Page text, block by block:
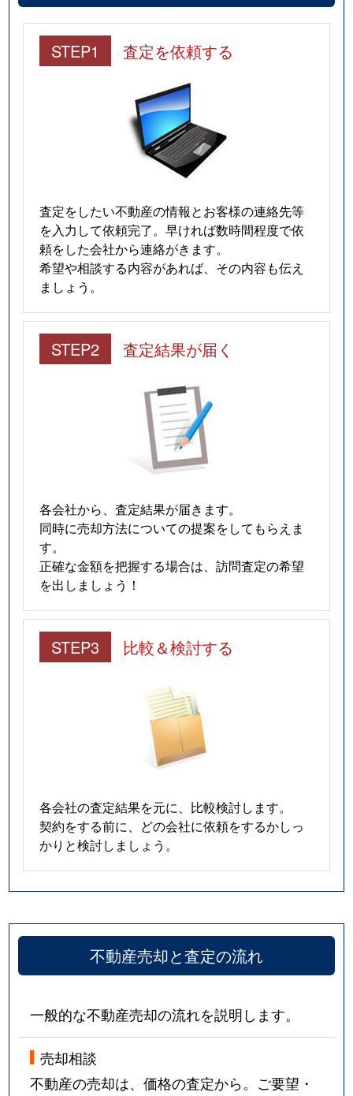
STEP1 査定を依頼する
査定をしたい不動産の情報とお客様の連絡先等
を入力して依頼完了。早ければ数時間程度で依
頼をした会社から連絡がきます。
希望や相談する内容があれば、その内容も伝え
ましょう。
STEP2 査定結果が届く
各会社から、査定結果が届きます。
同時に売却方法についての提案をしてもらえま
す。
正確な金額を把握する場合は、訪問査定の希望
を出しましょう！
STEP3 比較＆検討する
各会社の査定結果を元に、比較検討します。
契約をする前に、どの会社に依頼をするかしっ
かりと検討しましょう。
不動産売却と査定の流れ
一般的な不動産売却の流れを説明します。
売却相談
不動産の売却は、価格の査定から。ご要望・